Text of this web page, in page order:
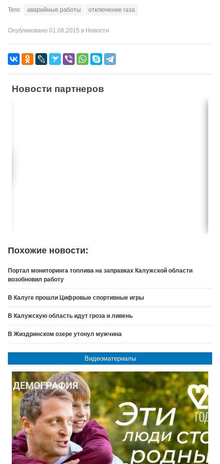
Теги: аварийные работы отключение газа
Опубликовано 01.06.2015 в Новости
Новости партнеров
Похожие новости:
Портал мониторинга топлива на заправках Калужской области
возобновил работу
В Калуге прошли Цифровые спортивные игры
В Калужскую область идут гроза и ливень
В Жиздринском озере утонул мужчина
Видеоматериалы